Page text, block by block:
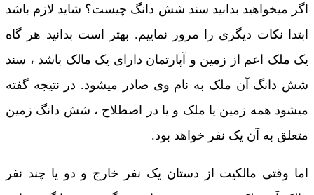
اگر میخواهید بدانید سند شش دانگ چیست؟ شاید لازم باشد
ابتدا نکات دیگری را مرور نماییم. بهتر است بدانید هر گاه
یک ملک اعم از زمین و آپارتمان دارای یک مالک باشد ، سند
شش دانگ آن ملک به نام وی صادر میشود. در نتیجه گفته
میشود همه زمین یا ملک و یا در اصطلاح ، شش دانگ زمین
متعلق به آن یک نفر خواهد بود.
اما وقتی مالکیت از دستان یک نفر خارج و دو یا چند نفر